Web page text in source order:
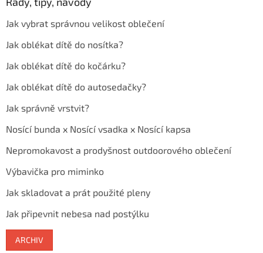
Jak vybrat správnou velikost oblečení
Jak oblékat dítě do nosítka?
Jak oblékat dítě do kočárku?
Jak oblékat dítě do autosedačky?
Jak správně vrstvit?
Nosící bunda x Nosící vsadka x Nosící kapsa
Nepromokavost a prodyšnost outdoorového oblečení
Výbavička pro miminko
Jak skladovat a prát použité pleny
Jak připevnit nebesa nad postýlku
ARCHIV